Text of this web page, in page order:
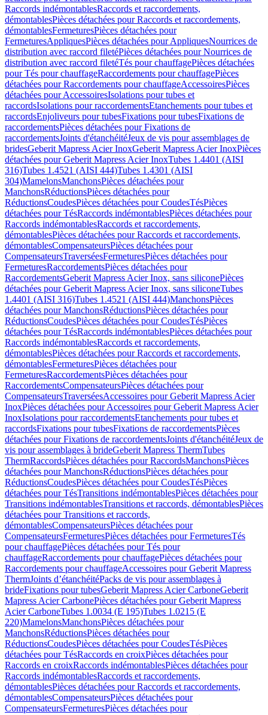
Raccords indémontablesRaccords et raccordements,
démontablesPièces détachées pour Raccords et raccordements,
démontablesFermeturesPièces détachées pour
FermeturesAppliquesPièces détachées pour AppliquesNourrices de
distribution avec raccord filetéPièces détachées pour Nourrices de
distribution avec raccord filetéTés pour chauffagePièces détachées
pour Tés pour chauffageRaccordements pour chauffagePièces
détachées pour Raccordements pour chauffageAccessoiresPièces
détachées pour AccessoiresIsolations pour tubes et
raccordsIsolations pour raccordementsEtanchements pour tubes et
raccordsEnjoliveurs pour tubesFixations pour tubesFixations de
raccordementsPièces détachées pour Fixations de
raccordementsJoints d'étanchéitéJeux de vis pour assemblages de
bridesGeberit Mapress Acier InoxGeberit Mapress Acier InoxPièces
détachées pour Geberit Mapress Acier InoxTubes 1.4401 (AISI
316)Tubes 1.4521 (AISI 444)Tubes 1.4301 (AISI
304)MamelonsManchonsPièces détachées pour
ManchonsRéductionsPièces détachées pour
RéductionsCoudesPièces détachées pour CoudesTésPièces
détachées pour TésRaccords indémontablesPièces détachées pour
Raccords indémontablesRaccords et raccordements,
démontablesPièces détachées pour Raccords et raccordements,
démontablesCompensateursPièces détachées pour
CompensateursTraverséesFermeturesPièces détachées pour
FermeturesRaccordementsPièces détachées pour
RaccordementsGeberit Mapress Acier Inox, sans siliconePièces
détachées pour Geberit Mapress Acier Inox, sans siliconeTubes
1.4401 (AISI 316)Tubes 1.4521 (AISI 444)ManchonsPièces
détachées pour ManchonsRéductionsPièces détachées pour
RéductionsCoudesPièces détachées pour CoudesTésPièces
détachées pour TésRaccords indémontablesPièces détachées pour
Raccords indémontablesRaccords et raccordements,
démontablesPièces détachées pour Raccords et raccordements,
démontablesFermeturesPièces détachées pour
FermeturesRaccordementsPièces détachées pour
RaccordementsCompensateursPièces détachées pour
CompensateursTraverséesAccessoires pour Geberit Mapress Acier
InoxPièces détachées pour Accessoires pour Geberit Mapress Acier
InoxIsolations pour raccordementsEtanchements pour tubes et
raccordsFixations pour tubesFixations de raccordementsPièces
détachées pour Fixations de raccordementsJoints d'étanchéitéJeux de
vis pour assemblages à brideGeberit Mapress ThermTubes
ThermRaccordsPièces détachées pour RaccordsManchonsPièces
détachées pour ManchonsRéductionsPièces détachées pour
RéductionsCoudesPièces détachées pour CoudesTésPièces
détachées pour TésTransitions indémontablesPièces détachées pour
Transitions indémontablesTransitions et raccords, démontablesPièces
détachées pour Transitions et raccords,
démontablesCompensateursPièces détachées pour
CompensateursFermeturesPièces détachées pour FermeturesTés
pour chauffagePièces détachées pour Tés pour
chauffageRaccordements pour chauffagePièces détachées pour
Raccordements pour chauffageAccessoires pour Geberit Mapress
ThermJoints d’étanchéitéPacks de vis pour assemblages à
brideFixations pour tubesGeberit Mapress Acier CarboneGeberit
Mapress Acier CarbonePièces détachées pour Geberit Mapress
Acier CarboneTubes 1.0034 (E 195)Tubes 1.0215 (E
220)MamelonsManchonsPièces détachées pour
ManchonsRéductionsPièces détachées pour
RéductionsCoudesPièces détachées pour CoudesTésPièces
détachées pour TésRaccords en croixPièces détachées pour
Raccords en croixRaccords indémontablesPièces détachées pour
Raccords indémontablesRaccords et raccordements,
démontablesPièces détachées pour Raccords et raccordements,
démontablesCompensateursPièces détachées pour
CompensateursFermeturesPièces détachées pour